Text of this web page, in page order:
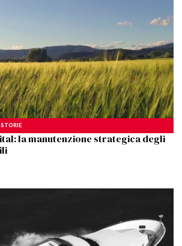
STORIE
la manutenzione strategica degli